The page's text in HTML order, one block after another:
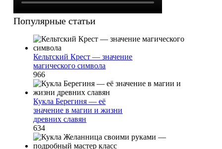
Популярные статьи
Кельтский Крест — значение
магического символа
966
Кукла Берегиня — её
значение в магии и жизни
древних славян
634